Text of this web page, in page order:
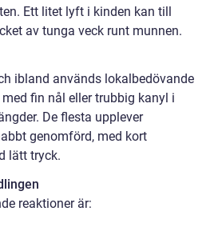
Ett litet lyft i kinden kan till
av tunga veck runt munnen.
ibland används lokalbedövande
fin nål eller trubbig kanyl i
De flesta upplever
genomförd, med kort
lätt tryck.
reaktioner är: